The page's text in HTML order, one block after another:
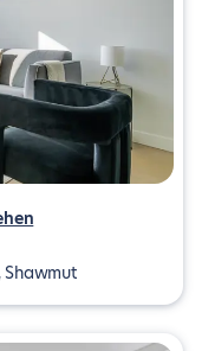
Shawmut